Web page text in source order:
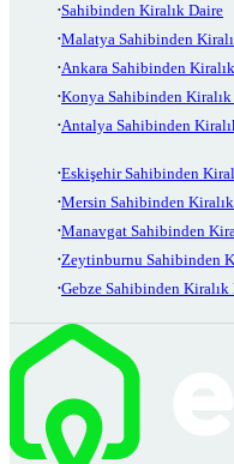
Sahibinden Kiralık Daire
Malatya Sahibinden
Ankara Sahibinden
Konya Sahibinden Kiralık
Antalya Sahibinden
Eskişehir Sahibinden
Mersin Sahibinden
Manavgat Sahibinden
Zeytinburnu Sahibinden
Gebze Sahibinden Kiralık